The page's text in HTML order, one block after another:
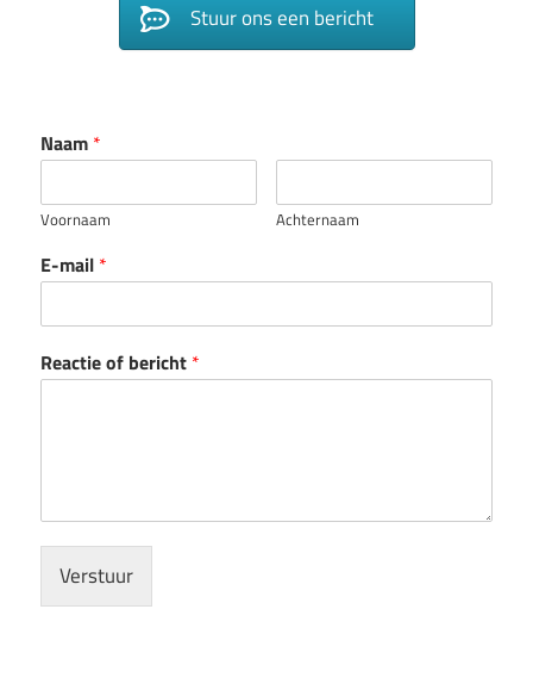
Stuur ons een bericht
Naam *
Voornaam Achternaam
E-mail *
Reactie of bericht *
Verstuur